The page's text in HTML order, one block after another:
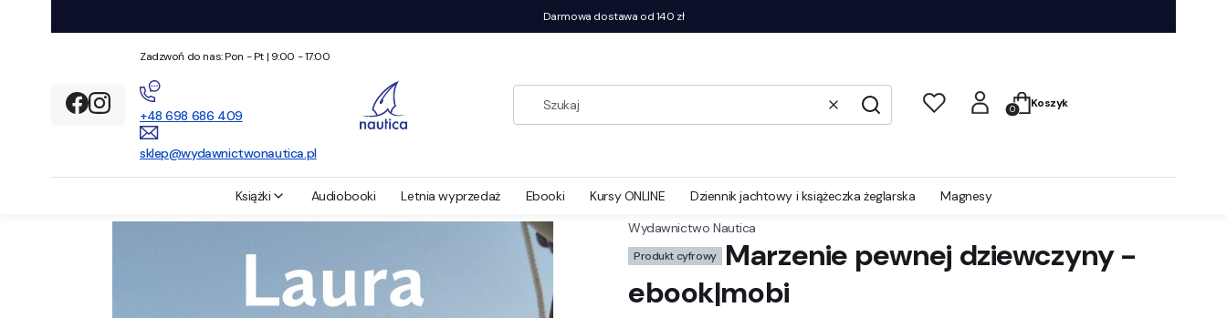
Darmowa dostawa od 140 zł
Zadzwoń do nas: Pon - Pt | 9:00 - 17:00
+48 ‭698 686 409‬
sklep@wydawnictwonautica.pl
WyczyśćSzukaj
Produkty w koszyku: 0. Zobacz
Koszyk
Książki Audiobooki Letnia wyprzedaż Ebooki Kursy ONLINE Dziennik jachtowy i książeczka żeglarska Magnesy
Wydawnictwo Nautica Literatura faktu-ebooki
Wydawnictwo Nautica
Produkt cyfrowy
Marzenie pewnej dziewczyny -
ebook|mobi